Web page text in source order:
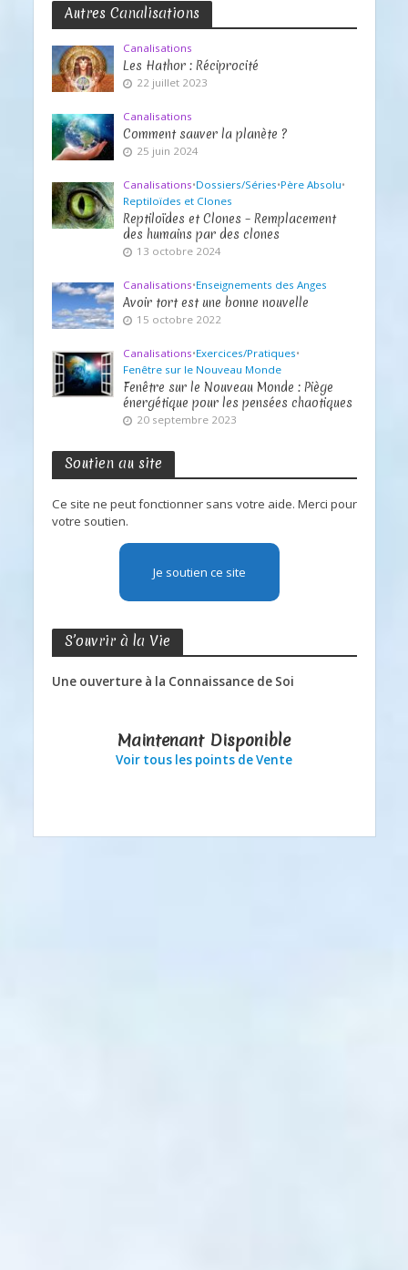
Autres Canalisations
Canalisations
Les Hathor : Réciprocité
22 juillet 2023
Canalisations
Comment sauver la planète ?
25 juin 2024
Canalisations•Dossiers/Séries•Père Absolu•
Reptiloïdes et Clones
Reptiloïdes et Clones – Remplacement
des humains par des clones
13 octobre 2024
Canalisations•Enseignements des Anges
Avoir tort est une bonne nouvelle
15 octobre 2022
Canalisations•Exercices/Pratiques•
Fenêtre sur le Nouveau Monde
Fenêtre sur le Nouveau Monde : Piège
énergétique pour les pensées chaotiques
20 septembre 2023
Soutien au site
Ce site ne peut fonctionner sans votre aide. Merci pour
votre soutien.
Je soutien ce site
S’ouvrir à la Vie
Une ouverture à la Connaissance de Soi
Maintenant Disponible
Voir tous les points de Vente